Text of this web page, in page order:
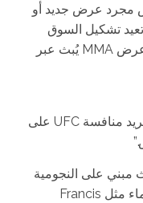
مجرد عرض جديد أو
تشكيل السوق
بالكامل. وهذا بالضبط ما حدث مع أول عرض MMA يُبث عبر
بل كان رسالة واضحة تقول: “هناك من يريد منافسة UFC على
مبني على النجومية
أكثر من التنافس الرياضي التقليدي. أسماء مثل Francis